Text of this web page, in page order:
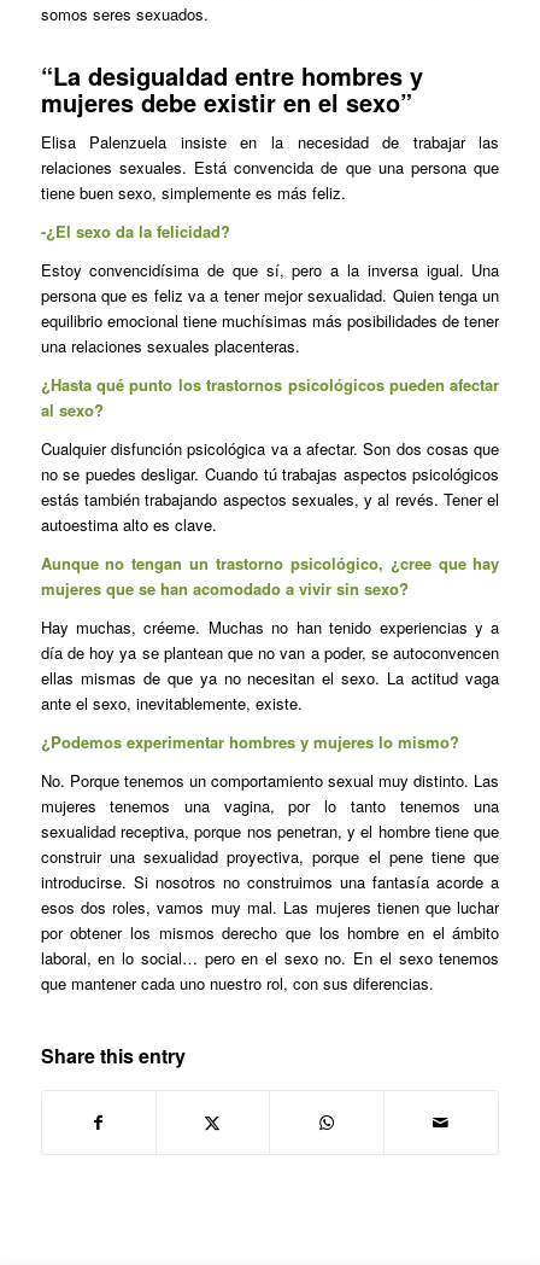
somos seres sexuados.
“La desigualdad entre hombres y
mujeres debe existir en el sexo”
Elisa Palenzuela insiste en la necesidad de trabajar las
relaciones sexuales. Está convencida de que una persona que
tiene buen sexo, simplemente es más feliz.
-¿El sexo da la felicidad?
Estoy convencidísima de que sí, pero a la inversa igual. Una
persona que es feliz va a tener mejor sexualidad. Quien tenga un
equilibrio emocional tiene muchísimas más posibilidades de tener
una relaciones sexuales placenteras.
¿Hasta qué punto los trastornos psicológicos pueden afectar
al sexo?
Cualquier disfunción psicológica va a afectar. Son dos cosas que
no se puedes desligar. Cuando tú trabajas aspectos psicológicos
estás también trabajando aspectos sexuales, y al revés. Tener el
autoestima alto es clave.
Aunque no tengan un trastorno psicológico, ¿cree que hay
mujeres que se han acomodado a vivir sin sexo?
Hay muchas, créeme. Muchas no han tenido experiencias y a
día de hoy ya se plantean que no van a poder, se autoconvencen
ellas mismas de que ya no necesitan el sexo. La actitud vaga
ante el sexo, inevitablemente, existe.
¿Podemos experimentar hombres y mujeres lo mismo?
No. Porque tenemos un comportamiento sexual muy distinto. Las
mujeres tenemos una vagina, por lo tanto tenemos una
sexualidad receptiva, porque nos penetran, y el hombre tiene que
construir una sexualidad proyectiva, porque el pene tiene que
introducirse. Si nosotros no construimos una fantasía acorde a
esos dos roles, vamos muy mal. Las mujeres tienen que luchar
por obtener los mismos derecho que los hombre en el ámbito
laboral, en lo social… pero en el sexo no. En el sexo tenemos
que mantener cada uno nuestro rol, con sus diferencias.
Share this entry